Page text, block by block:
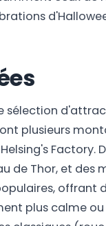
sélection
plusieurs
de Thor, et des
offrant
plus calme